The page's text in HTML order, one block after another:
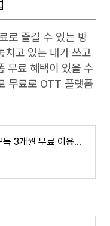
로 즐길 수 있는 방
치고 있는 내가 쓰고
무료 혜택이 있을 수
무료로 OTT 플랫폼
티빙 한달 무료 1년 구독 3개월 무료 이용권 할인 혜택 방법